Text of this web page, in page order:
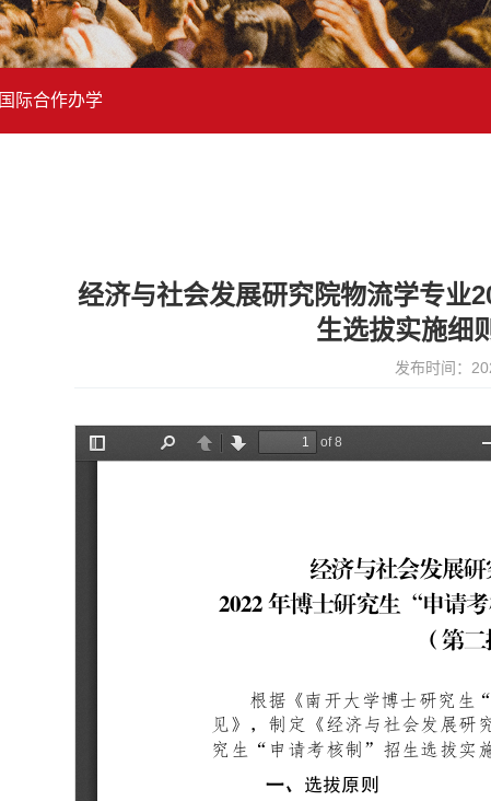
国际合作办学
经济与社会发展研究院物流学专业
生选拔实施细
发布时间：